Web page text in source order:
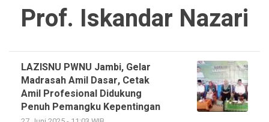
Prof. Iskandar Nazari
LAZISNU PWNU Jambi, Gelar
Madrasah Amil Dasar, Cetak
Amil Profesional Didukung
Penuh Pemangku Kepentingan